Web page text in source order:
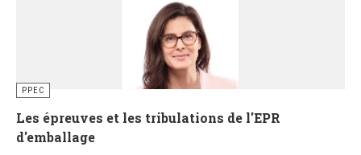
PPEC
Les épreuves et les tribulations de l'EPR
d'emballage